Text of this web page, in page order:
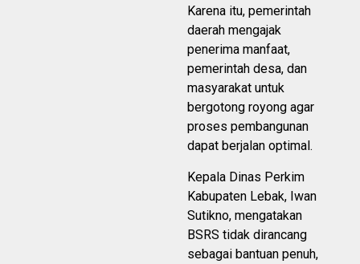
Karena itu, pemerintah
daerah mengajak
penerima manfaat,
pemerintah desa, dan
masyarakat untuk
bergotong royong agar
proses pembangunan
dapat berjalan optimal.
Kepala Dinas Perkim
Kabupaten Lebak, Iwan
Sutikno, mengatakan
BSRS tidak dirancang
sebagai bantuan penuh,